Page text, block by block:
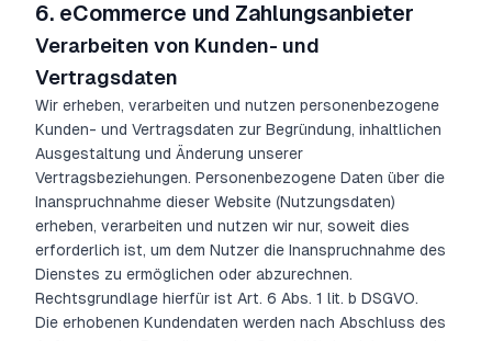
6. eCommerce und Zahlungsanbieter
Verarbeiten von Kunden- und
Vertragsdaten
Wir erheben, verarbeiten und nutzen personenbezogene
Kunden- und Vertragsdaten zur Begründung, inhaltlichen
Ausgestaltung und Änderung unserer
Vertragsbeziehungen. Personenbezogene Daten über die
Inanspruchnahme dieser Website (Nutzungsdaten)
erheben, verarbeiten und nutzen wir nur, soweit dies
erforderlich ist, um dem Nutzer die Inanspruchnahme des
Dienstes zu ermöglichen oder abzurechnen.
Rechtsgrundlage hierfür ist Art. 6 Abs. 1 lit. b DSGVO.
Die erhobenen Kundendaten werden nach Abschluss des